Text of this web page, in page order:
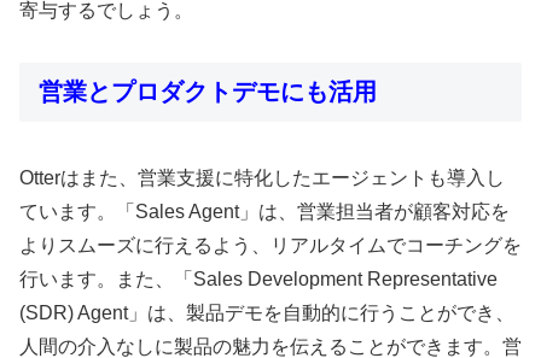
寄与するでしょう。
営業とプロダクトデモにも活用
Otterはまた、営業支援に特化したエージェントも導入し
ています。「Sales Agent」は、営業担当者が顧客対応を
よりスムーズに行えるよう、リアルタイムでコーチングを
行います。また、「Sales Development Representative
(SDR) Agent」は、製品デモを自動的に行うことができ、
人間の介入なしに製品の魅力を伝えることができます。営